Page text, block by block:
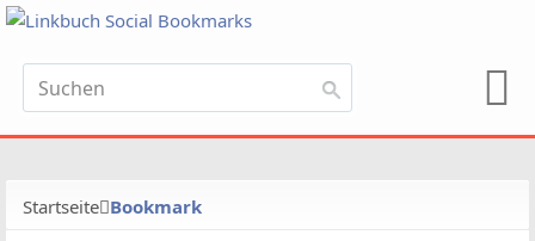
Startseite Bookmark